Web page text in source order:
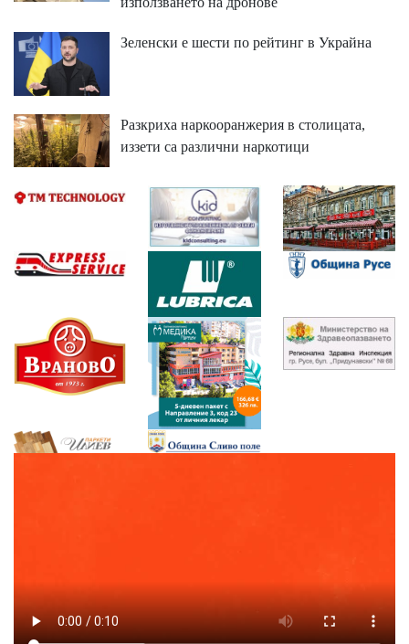
Зеленски е шести по рейтинг в Украйна
Разкриха наркооранжерия в столицата,
иззети са различни наркотици